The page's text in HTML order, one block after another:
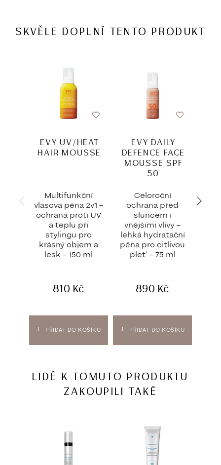
SKVĚLE DOPLNÍ TENTO PRODUKT
PŘIDAT DO KOŠÍKU
EVY UV/HEAT
HAIR MOUSSE
Multifunkční
vlasová pěna 2v1 –
ochrana proti UV
a teplu při
stylingu pro
krásný objem a
lesk – 150 ml
810 Kč
PŘIDAT DO KOŠÍKU
EVY DAILY
DEFENCE FACE
MOUSSE SPF
50
Celoroční
ochrana před
sluncem i
vnějšími vlivy –
lehká hydratační
pěna pro citlivou
pleť – 75 ml
890 Kč
LIDÉ K TOMUTO PRODUKTU
ZAKOUPILI TAKÉ